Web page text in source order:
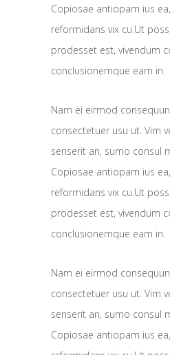
Copiosae antiopam ius
reformidans vix cu.Ut
prodesset est, vivendum
conclusionemque eam in.
Nam ei eirmod
consectetuer usu ut. Vim
senserit an, sumo consul
Copiosae antiopam ius
reformidans vix cu.Ut
prodesset est, vivendum
conclusionemque eam in.
Nam ei eirmod
consectetuer usu ut. Vim
senserit an, sumo consul
Copiosae antiopam ius